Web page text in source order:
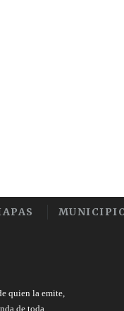
quien la emite,
de toda